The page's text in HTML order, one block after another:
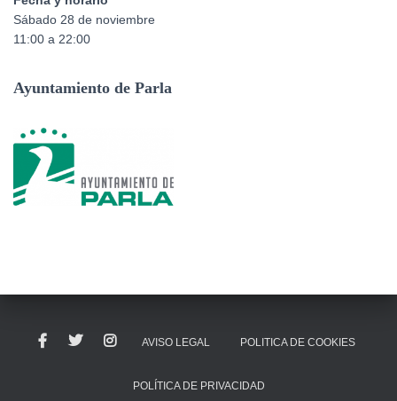
Sábado 28 de noviembre
11:00 a 22:00
Ayuntamiento de Parla
AVISO LEGAL POLITICA DE COOKIES
POLÍTICA DE PRIVACIDAD